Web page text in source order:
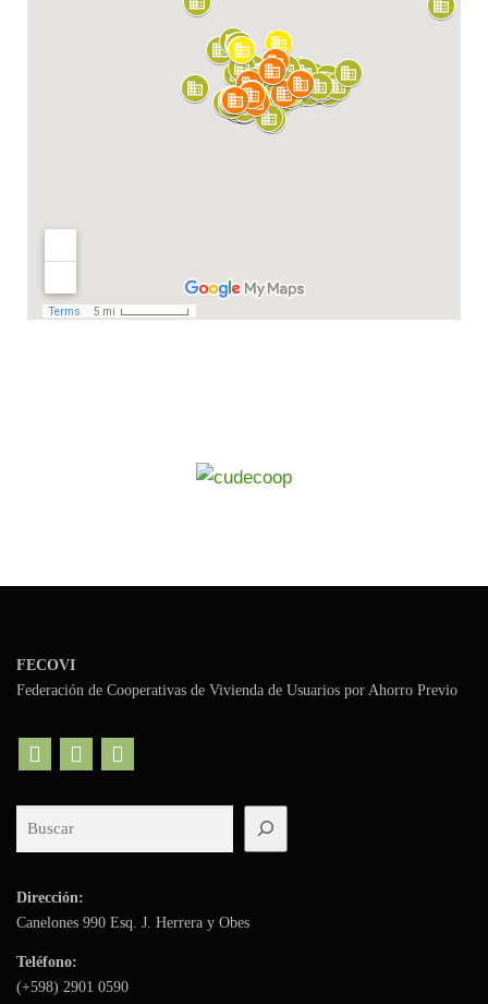
FECOVI
Federación de Cooperativas de Vivienda de Usuarios por Ahorro Previo
Dirección:
Canelones 990 Esq. J. Herrera y Obes
Teléfono:
(+598) 2901 0590